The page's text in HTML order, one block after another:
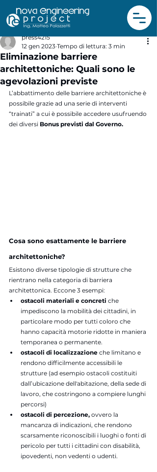
Eliminazione barriere
architettoniche: Quali sono le
agevolazioni previste
press4215
12 gen 2023 Tempo di lettura: 3 min
L’abbattimento delle barriere architettoniche è
possibile grazie ad una serie di interventi
“trainati” a cui è possibile accedere usufruendo
dei diversi Bonus previsti dal Governo.
Cosa sono esattamente le barriere
architettoniche?
Esistono diverse tipologie di strutture che
rientrano nella categoria di barriera
architettonica. Eccone 3 esempi:
ostacoli materiali e concreti che
impediscono la mobilità dei cittadini, in
particolare modo per tutti coloro che
hanno capacità motorie ridotte in maniera
temporanea o permanente.
ostacoli di localizzazione che limitano e
rendono difficilmente accessibili le
strutture (ad esempio ostacoli costituiti
dall’ubicazione dell'abitazione, della sede di
lavoro, che costringono a compiere lunghi
percorsi)
ostacoli di percezione, ovvero la
mancanza di indicazioni, che rendono
scarsamente riconoscibili i luoghi o fonti di
pericolo per tutti i cittadini con disabilità,
ipovedenti, non vedenti o udenti.